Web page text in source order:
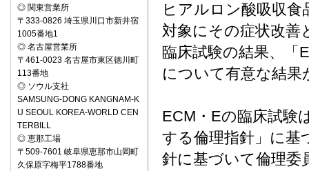
ヒアルロン酸吸収
対象にその症状改善
臨床試験の結果、「
について有意な結
ECM・Eの臨床試験
する倫理指針」に基
針に基づいて倫理委
◎ 関東営業所
〒333-0826 埼玉県川口市新井宿
1005番地1
◎ 名古屋営業所
〒461-0023 名古屋市東区徳川町
113番地
◎ ソウル支社
SAMSUNG-DONG KANGNAM-K
U SEOUL KOREA-WORLD CEN
TERBILL
◎ 恵那工場
〒509-7601 岐阜県恵那市山岡町
久保原字梅平1788番地